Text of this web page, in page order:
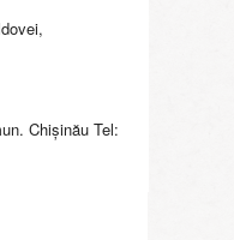
Chişinău Tel: